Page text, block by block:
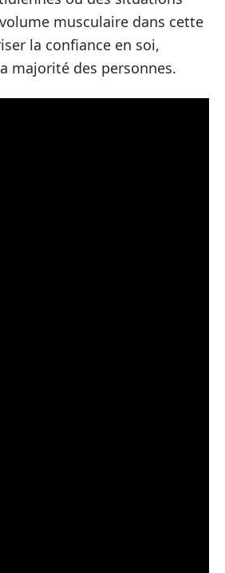
musculaire dans cette
la confiance en soi,
majorité des personnes.